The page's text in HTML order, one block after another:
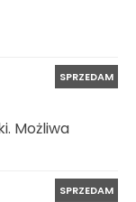
SPRZEDAM
Możliwa
SPRZEDAM